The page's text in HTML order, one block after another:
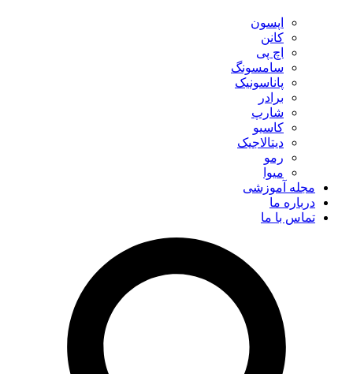
اپسون
کانن
اچ پی
سامسونگ
پاناسونیک
برادر
شارپ
کاسیو
دیتالاجیک
رمو
میوا
مجله آموزشی
درباره ما
تماس با ما